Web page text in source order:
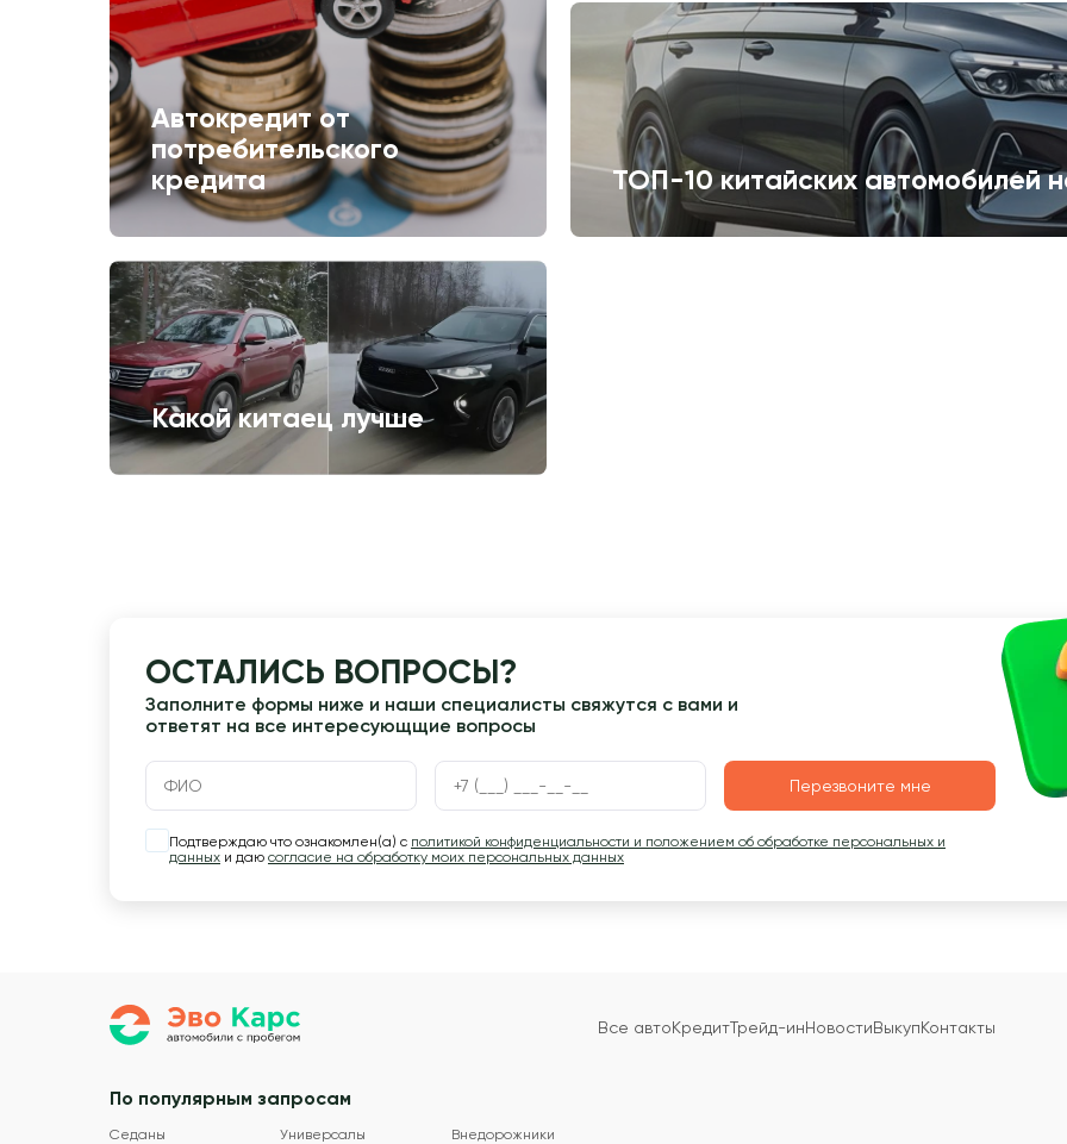
Автокредит от
потребительского
кредита
ТОП-10 китайских автомобилей
Какой китаец лучше
ОСТАЛИСЬ ВОПРОСЫ?
Заполните формы ниже и наши специалисты свяжутся с вами и
ответят на все интересующщие вопросы
Перезвоните мне
Подтверждаю что ознакомлен(а) с политикой конфиденциальности и положением об обработке персональных и
данных и даю согласие на обработку моих персональных данных
Все автоКредитТрейд-инНовостиВыкупКонтакты
По популярным запросам
Седаны Универсалы Внедорожники